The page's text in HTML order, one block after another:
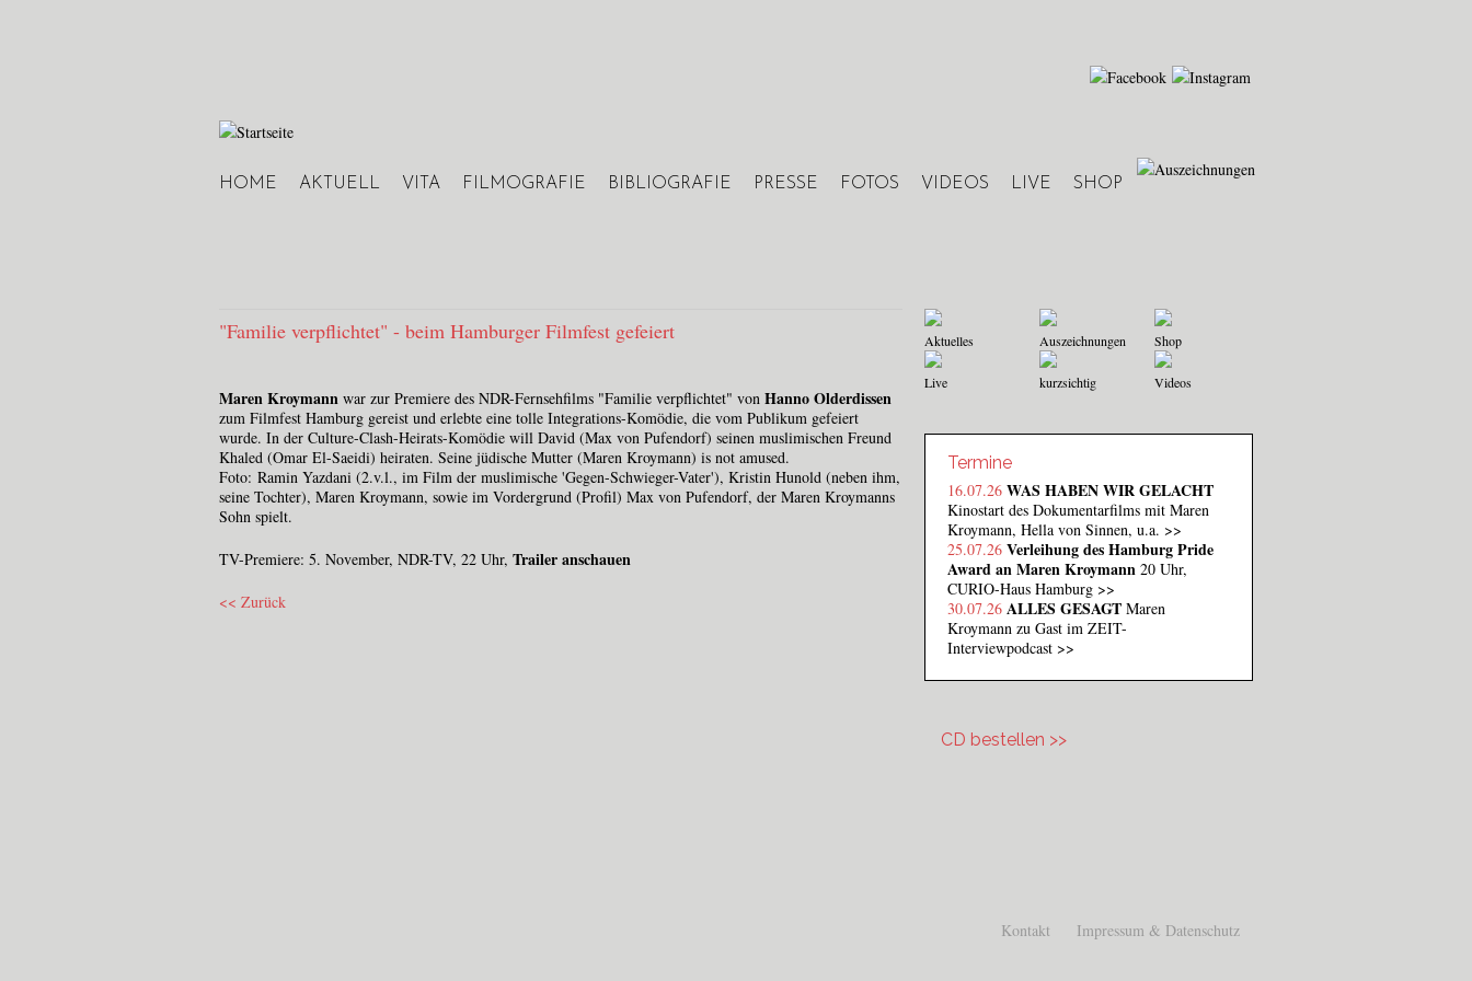
HOME AKTUELL VITA FILMOGRAFIE BIBLIOGRAFIE PRESSE FOTOS VIDEOS LIVE SHOP
"Familie verpflichtet" - beim Hamburger Filmfest gefeiert
Maren Kroymann war zur Premiere des NDR-Fernsehfilms "Familie verpflichtet" von Hanno Olderdissen
zum Filmfest Hamburg gereist und erlebte eine tolle Integrations-Komödie, die vom Publikum gefeiert
wurde. In der Culture-Clash-Heirats-Komödie will David (Max von Pufendorf) seinen muslimischen Freund
Khaled (Omar El-Saeidi) heiraten. Seine jüdische Mutter (Maren Kroymann) is not amused.
Foto: Ramin Yazdani (2.v.l., im Film der muslimische 'Gegen-Schwieger-Vater'), Kristin Hunold (neben ihm,
seine Tochter), Maren Kroymann, sowie im Vordergrund (Profil) Max von Pufendorf, der Maren Kroymanns
Sohn spielt.
TV-Premiere: 5. November, NDR-TV, 22 Uhr, Trailer anschauen
<< Zurück
Aktuelles Auszeichnungen Shop
Live kurzsichtig Videos
Termine
16.07.26 WAS HABEN WIR GELACHT
Kinostart des Dokumentarfilms mit Maren
Kroymann, Hella von Sinnen, u.a. >>
25.07.26 Verleihung des Hamburg Pride
Award an Maren Kroymann 20 Uhr,
CURIO-Haus Hamburg >>
30.07.26 ALLES GESAGT Maren
Kroymann zu Gast im ZEIT-
Interviewpodcast >>
CD bestellen >>
Kontakt Impressum & Datenschutz